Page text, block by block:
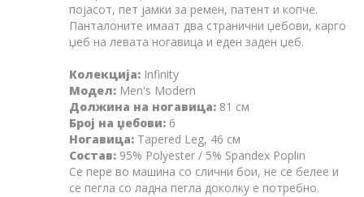
појасот, пет јамки за ремен, патент и копче.
Панталоните имаат два странични џебови, карго
џеб на левата ногавица и еден заден џеб.
Колекција: Infinity
Модел: Men's Modern
Должина на ногавица: 81 см
Број на џебови: 6
Ногавица: Tapered Leg, 46 см
Состав: 95% Polyester / 5% Spandex Poplin
Се пере во машина со слични бои, не се белее и
се пегла со ладна пегла доколку е потребно.